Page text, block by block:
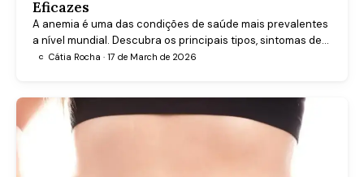
Eficazes
A anemia é uma das condições de saúde mais prevalentes
a nível mundial. Descubra os principais tipos, sintomas de
alerta, formas de diagnóstico e tratamentos eficazes para
C Cátia Rocha · 17 de March de 2026